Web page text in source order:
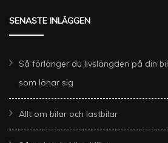
SENASTE INLÄGGEN
Så förlänger du livslängden på din
som lönar sig
Allt om bilar och lastbilar